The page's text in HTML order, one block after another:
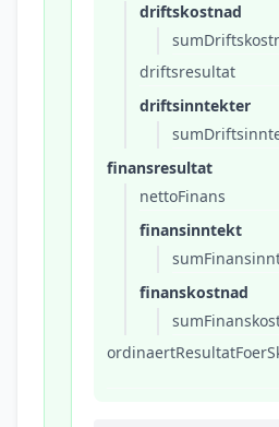
driftskostnad
driftsresultat
driftsinntekter
finansresultat
nettoFinans
finansinntekt
finanskostnad